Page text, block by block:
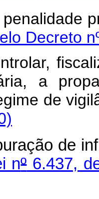
Decreto
a
de
de
nº6.437,